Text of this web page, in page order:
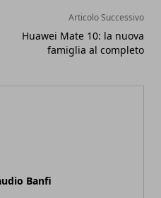
Articolo Successivo
Huawei Mate 10: la nuova
famiglia al completo
Banfi